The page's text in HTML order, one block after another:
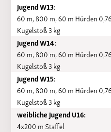
Jugend W13:
60 m, 800 m, 60 m Hürden
Kugelstoß 3 kg
Jugend W14:
60 m, 800 m, 60 m Hürden
Kugelstoß 3 kg
Jugend W15:
60 m, 800 m, 60 m Hürden
Kugelstoß 3 kg
weibliche Jugend U16:
4x200 m Staffel